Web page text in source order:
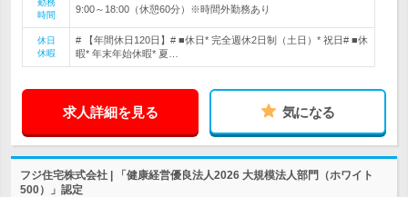
勤務
時間
9:00～18:00（休憩60分）※時間外勤務あり
休日
休暇
# 【年間休日120日】# ■休日* 完全週休2日制（土日）* 祝日# ■休
暇* 年末年始休暇* 夏…
求人詳細を見る 気になる
フジ住宅株式会社 | 「健康経営優良法人2026 大規模法人部門（ホワイト
500）」認定